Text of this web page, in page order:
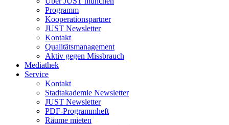
Programm
Kooperationspartner
JUST Newsletter
Kontakt
Qualitätsmanagement
Aktiv gegen Missbrauch
Mediathek
Service
Kontakt
Stadtakademie Newsletter
JUST Newsletter
PDF-Programmheft
Räume mieten